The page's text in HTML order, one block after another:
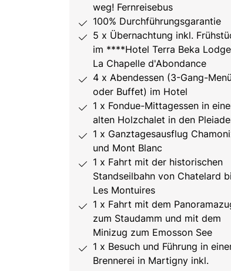
weg! Fernreisebus
100% Durchführungsgarantie
5 x Übernachtung inkl.
im ****Hotel Terra Beka
La Chapelle d'Abondance
4 x Abendessen (3-Gang-Menü
oder Buffet) im Hotel
1 x Fondue-Mittagessen in
alten Holzchalet in den
1 x Ganztagesausflug
und Mont Blanc
1 x Fahrt mit der historischen
Standseilbahn von Chatelard
Les Montuires
1 x Fahrt mit dem
zum Staudamm und mit dem
Minizug zum Emosson See
1 x Besuch und Führung in
Brennerei in Martigny inkl.